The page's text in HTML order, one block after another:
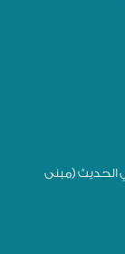
الحديث (مبنى